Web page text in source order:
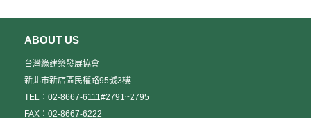
ABOUT US
台灣綠建築發展協會
新北市新店區民權路95號3樓
TEL：02-8667-6111#2791~2795
FAX：02-8667-6222